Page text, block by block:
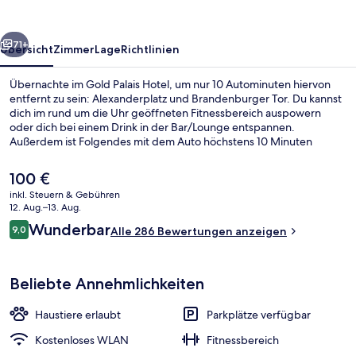
Weiter
71+
ÜbersichtZimmerLageRichtlinien
Übernachte im Gold Palais Hotel, um nur 10 Autominuten hiervon
entfernt zu sein: Alexanderplatz und Brandenburger Tor. Du kannst
dich im rund um die Uhr geöffneten Fitnessbereich auspowern
oder dich bei einem Drink in der Bar/Lounge entspannen.
Außerdem ist Folgendes mit dem Auto höchstens 10 Minuten
mögen das hilfsbereite Personal und die Lage. Die Unterkunft ist
nur einen kurzen Fußmarsch von den öffentlichen Verkehrsmitteln
entfernt: Bis zur U-Bahn sind es wenige Schritte
(Straßenbahnhaltestelle Am Friedrichshain) bzw. 5 Minuten
(Straßenbahnhaltestelle Hufelandstraße).
Der
aktuelle
Preis
beträgt
100 €.
100 €
inkl. Steuern & Gebühren
12. Aug.–13. Aug.
Bewertungen
9,09,0 von 10.
WunderbarAlle 286 Bewertungen anzeigen
Beliebte Annehmlichkeiten
Haustiere erlaubt
Parkplätze verfügbar
Kostenloses WLAN
Fitnessbereich